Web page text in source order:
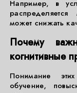
Например, в
может снижать
Почему
когнитивные
Понимание
обучение,